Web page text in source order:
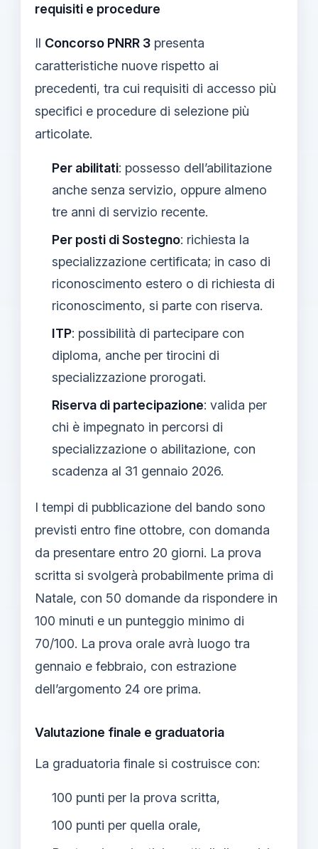
requisiti e procedure
Il Concorso PNRR 3 presenta
caratteristiche nuove rispetto ai
precedenti, tra cui requisiti di accesso più
specifici e procedure di selezione più
articolate.
Per abilitati: possesso dell’abilitazione
anche senza servizio, oppure almeno
tre anni di servizio recente.
Per posti di Sostegno: richiesta la
specializzazione certificata; in caso di
riconoscimento estero o di richiesta di
riconoscimento, si parte con riserva.
ITP: possibilità di partecipare con
diploma, anche per tirocini di
specializzazione prorogati.
Riserva di partecipazione: valida per
chi è impegnato in percorsi di
specializzazione o abilitazione, con
scadenza al 31 gennaio 2026.
I tempi di pubblicazione del bando sono
previsti entro fine ottobre, con domanda
da presentare entro 20 giorni. La prova
scritta si svolgerà probabilmente prima di
Natale, con 50 domande da rispondere in
100 minuti e un punteggio minimo di
70/100. La prova orale avrà luogo tra
gennaio e febbraio, con estrazione
dell’argomento 24 ore prima.
Valutazione finale e graduatoria
La graduatoria finale si costruisce con:
100 punti per la prova scritta,
100 punti per quella orale,